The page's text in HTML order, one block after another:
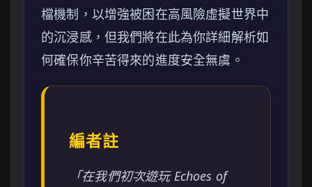
檔機制，以增強被困在高風險虛擬世界中
的沉浸感，但我們將在此為你詳細解析如
何確保你辛苦得來的進度安全無虞。
編者註
「在我們初次遊玩 Echoes of